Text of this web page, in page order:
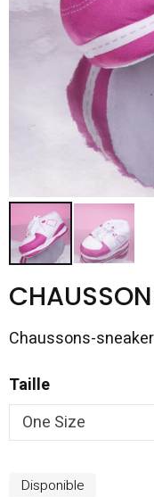
Chaussons-
Taille
Disponible